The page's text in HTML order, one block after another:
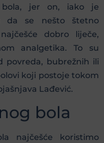
jer on, iako je
da se nešto štetno
dobro liječe,
analgetika. To su
povreda, bubrežnih ili
koji postoje tokom
Lađević.
bola
najčešće koristimo